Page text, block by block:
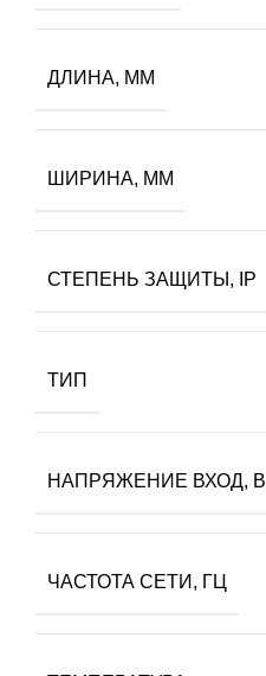
ДЛИНА, ММ
ШИРИНА, ММ
СТЕПЕНЬ ЗАЩИТЫ, IP
ТИП
НАПРЯЖЕНИЕ ВХОД, В
ЧАСТОТА СЕТИ, ГЦ